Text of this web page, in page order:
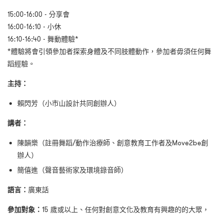
15:00-16:00 - 分享會
16:00-16:10 - 小休
16:10-16:40 - 舞動體驗*
*體驗將會引領參加者探索身體及不同肢體動作，參加者毋須任何舞
蹈經驗。
主持：
賴閃芳（小市山設計共同創辦人）
講者：
陳韻樂（註冊舞蹈/動作治療師、創意教育工作者及Move2be創
辦人）
簡僖進（聲音藝術家及環境錄音師）
語言： 廣東話
參加對象： 15 歲或以上、任何對創意文化及教育有興趣的的大眾，